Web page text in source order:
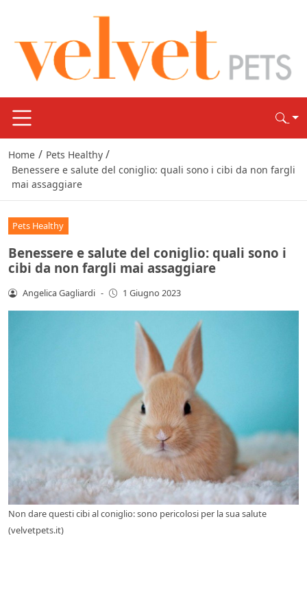
Home / Pets Healthy /
Benessere e salute del coniglio: quali sono i cibi da non fargli
mai assaggiare
Pets Healthy
Benessere e salute del coniglio: quali sono i
cibi da non fargli mai assaggiare
Angelica Gagliardi - 1 Giugno 2023
Non dare questi cibi al coniglio: sono pericolosi per la sua salute
(velvetpets.it)